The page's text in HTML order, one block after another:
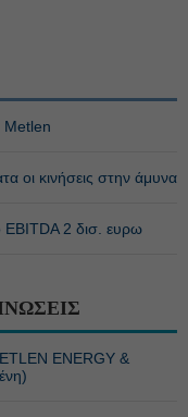
Metlen
οι κινήσεις στην άμυνα
EBITDA 2 δισ. ευρω
ENERGY &